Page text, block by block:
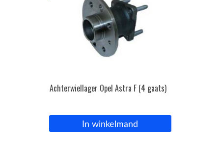
Achterwiellager Opel Astra F (4 gaats)
In winkelmand